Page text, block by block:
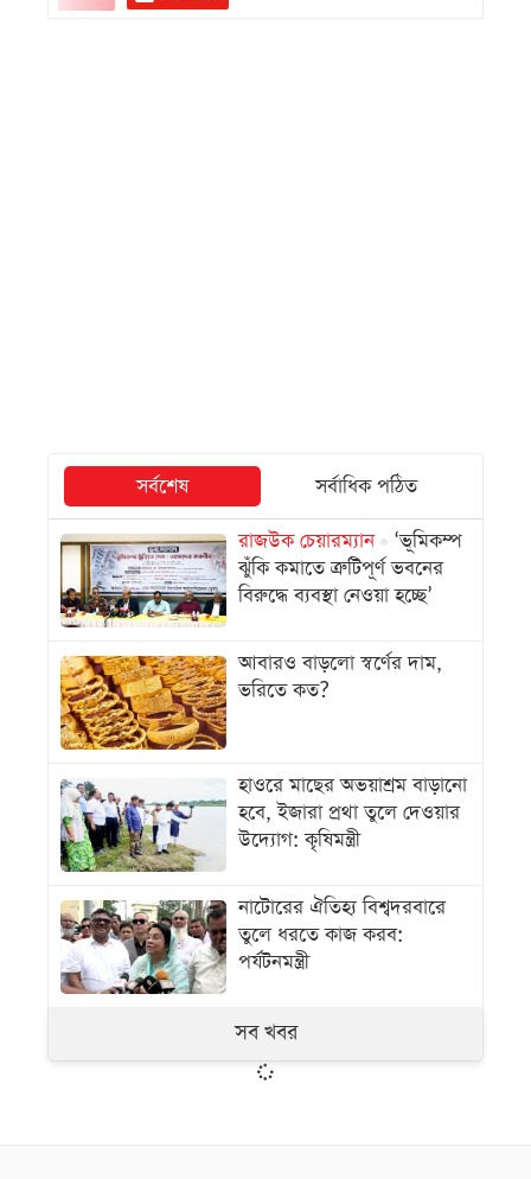
সর্বশেষ
সর্বাধিক পঠিত
রাজউক চেয়ারম্যান
‘ভূমিকম্প
ঝুঁকি কমাতে ত্রুটিপূর্ণ ভবনের
বিরুদ্ধে ব্যবস্থা নেওয়া হচ্ছে’
আবারও বাড়লো স্বর্ণের দাম,
ভরিতে কত?
হাওরে মাছের অভয়াশ্রম বাড়ানো
হবে, ইজারা প্রথা তুলে দেওয়ার
উদ্যোগ: কৃষিমন্ত্রী
নাটোরের ঐতিহ্য বিশ্বদরবারে
তুলে ধরতে কাজ করব:
পর্যটনমন্ত্রী
সব খবর